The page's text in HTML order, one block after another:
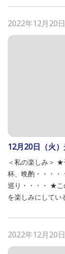
2022年12月20日
12月20日（火
＜私の楽しみ＞
杯、晩酌・・・・
巡り・・・・ ★こ
を楽しみにしてい
2022年12月20日